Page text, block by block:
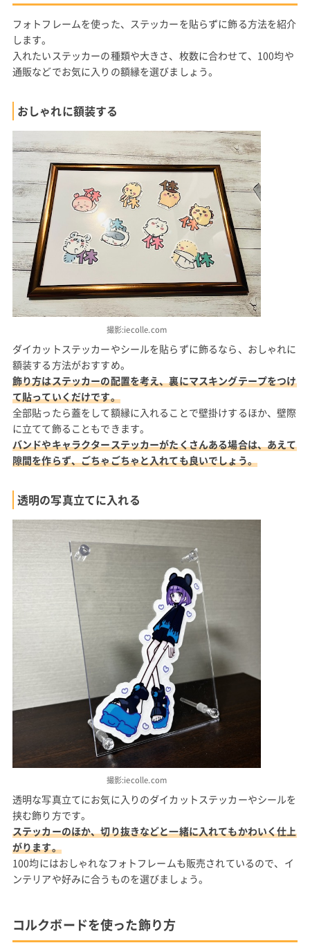
フォトフレームを使った、ステッカーを貼らずに飾る方法を紹介
します。
入れたいステッカーの種類や大きさ、枚数に合わせて、100均や
通販などでお気に入りの額縁を選びましょう。
おしゃれに額装する
撮影:iecolle.com
ダイカットステッカーやシールを貼らずに飾るなら、おしゃれに
額装する方法がおすすめ。
飾り方はステッカーの配置を考え、裏にマスキングテープをつけ
て貼っていくだけです。
全部貼ったら蓋をして額縁に入れることで壁掛けするほか、壁際
に立てて飾ることもできます。
バンドやキャラクターステッカーがたくさんある場合は、あえて
隙間を作らず、ごちゃごちゃと入れても良いでしょう。
透明の写真立てに入れる
撮影:iecolle.com
透明な写真立てにお気に入りのダイカットステッカーやシールを
挟む飾り方です。
ステッカーのほか、切り抜きなどと一緒に入れてもかわいく仕上
がります。
100均にはおしゃれなフォトフレームも販売されているので、イ
ンテリアや好みに合うものを選びましょう。
コルクボードを使った飾り方